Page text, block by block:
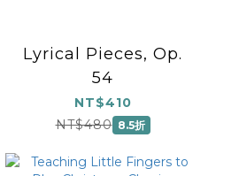
Lyrical Pieces, Op.
54
NT$410
NT$480 8.5折